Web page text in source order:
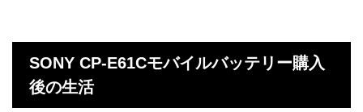
SONY CP-E61Cモバイルバッテリー購入
後の生活